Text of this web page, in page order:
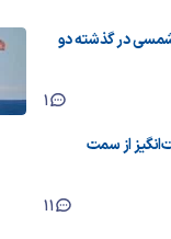
شمسی در گذشته دو
1
حیرت‌انگیز از سمت
11